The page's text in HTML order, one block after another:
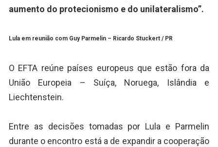
aumento do protecionismo e do unilateralismo”.
Lula em reunião com Guy Parmelin – Ricardo Stuckert / PR
O EFTA reúne países europeus que estão fora da
União Europeia – Suíça, Noruega, Islândia e
Liechtenstein.
Entre as decisões tomadas por Lula e Parmelin
durante o encontro está a de expandir a cooperação